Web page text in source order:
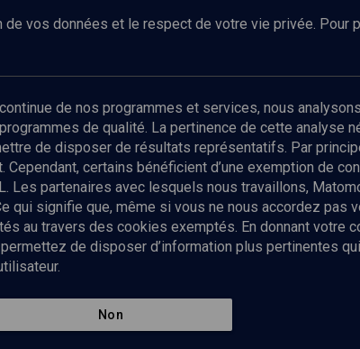
Abonnez-vous à notre newsletter
Politique de
de vos données et le respect de votre vie privée. Pour
de nos programmes et services, nous
de qualité. La pertinence de cette analyse
de disposer de résultats représentatifs. Par
Cependant, certains bénéficient d’une exemption de
Les partenaires avec lesquels nous travaillons,
qui signifie que, même si vous ne nous accordez pas
au travers des cookies exemptés. En donnant votre
de disposer d’information plus pertinentes
Non